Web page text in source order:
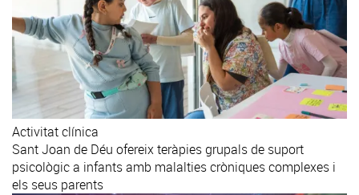
Activitat clínica
Sant Joan de Déu ofereix teràpies grupals de suport
psicològic a infants amb malalties cròniques complexes i
els seus parents